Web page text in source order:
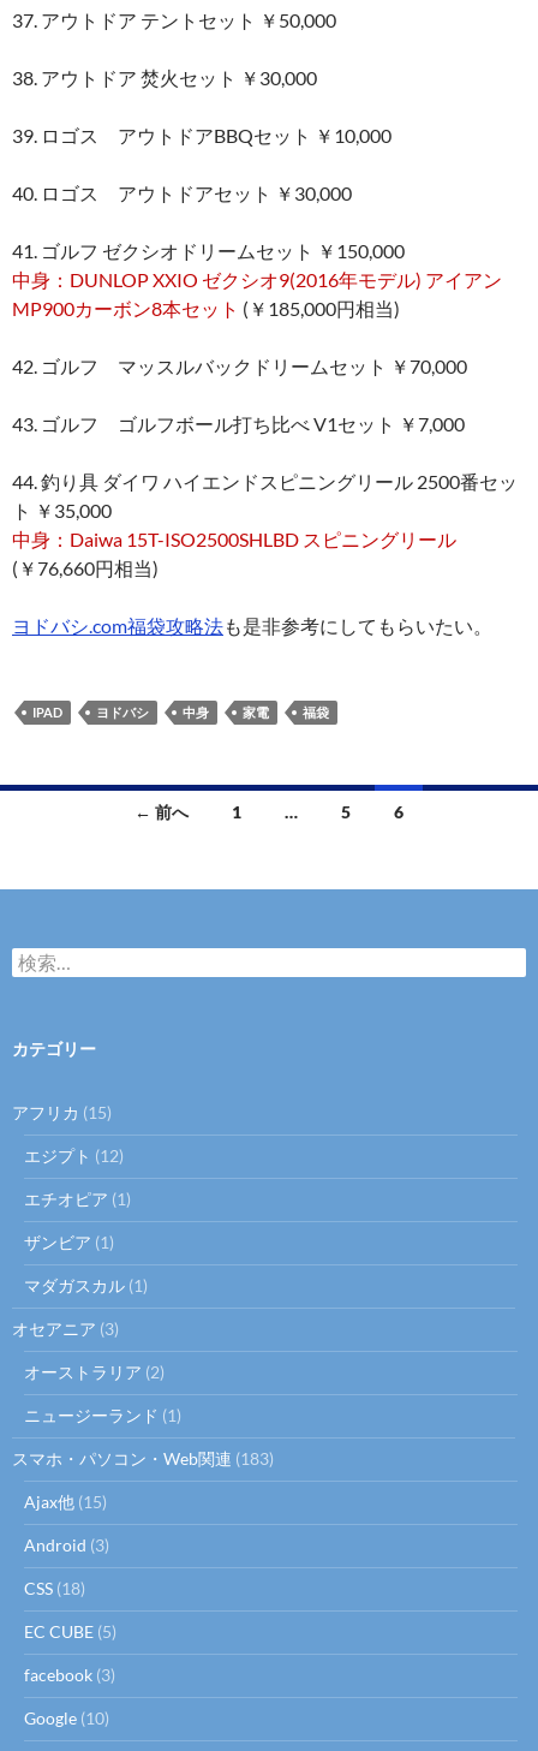
37. アウトドア テントセット ￥50,000
38. アウトドア 焚火セット ￥30,000
39. ロゴス アウトドアBBQセット ￥10,000
40. ロゴス アウトドアセット ￥30,000
41. ゴルフ ゼクシオドリームセット ￥150,000
中身：DUNLOP XXIO ゼクシオ9(2016年モデル) アイアン
MP900カーボン8本セット (￥185,000円相当)
42. ゴルフ マッスルバックドリームセット ￥70,000
43. ゴルフ ゴルフボール打ち比べ V1セット ￥7,000
44. 釣り具 ダイワ ハイエンドスピニングリール 2500番セッ
ト ￥35,000
中身：Daiwa 15T-ISO2500SHLBD スピニングリール
(￥76,660円相当)
ヨドバシ.com福袋攻略法も是非参考にしてもらいたい。
IPAD ヨドバシ 中身 家電 福袋
ナ
ゲ
シ
ョ
ン
← 前へ 1 … 5 6
検
索
カテゴリー
アフリカ (15)
エジプト (12)
エチオピア (1)
ザンビア (1)
マダガスカル (1)
オセアニア (3)
オーストラリア (2)
ニュージーランド (1)
スマホ・パソコン・Web関連 (183)
Ajax他 (15)
Android (3)
CSS (18)
EC CUBE (5)
facebook (3)
Google (10)